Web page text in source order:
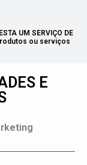
UM SERVIÇO DE
ou serviços
E